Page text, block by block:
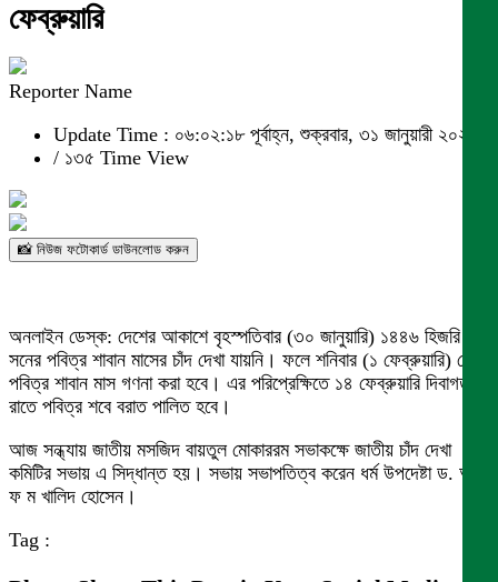
ফেব্রুয়ারি
Reporter Name
Update Time : ০৬:০২:১৮ পূর্বাহ্ন, শুক্রবার, ৩১ জানুয়ারী ২০২৫
/ ১৩৫ Time View
📸 নিউজ ফটোকার্ড ডাউনলোড করুন
অনলাইন ডেস্ক: দেশের আকাশে বৃহস্পতিবার (৩০ জানুয়ারি) ১৪৪৬ হিজরি
সনের পবিত্র শাবান মাসের চাঁদ দেখা যায়নি। ফলে শনিবার (১ ফেব্রুয়ারি) থেকে
পবিত্র শাবান মাস গণনা করা হবে। এর পরিপ্রেক্ষিতে ১৪ ফেব্রুয়ারি দিবাগত
রাতে পবিত্র শবে বরাত পালিত হবে।
আজ সন্ধ্যায় জাতীয় মসজিদ বায়তুল মোকাররম সভাকক্ষে জাতীয় চাঁদ দেখা
কমিটির সভায় এ সিদ্ধান্ত হয়। সভায় সভাপতিত্ব করেন ধর্ম উপদেষ্টা ড. আ
ফ ম খালিদ হোসেন।
Tag :